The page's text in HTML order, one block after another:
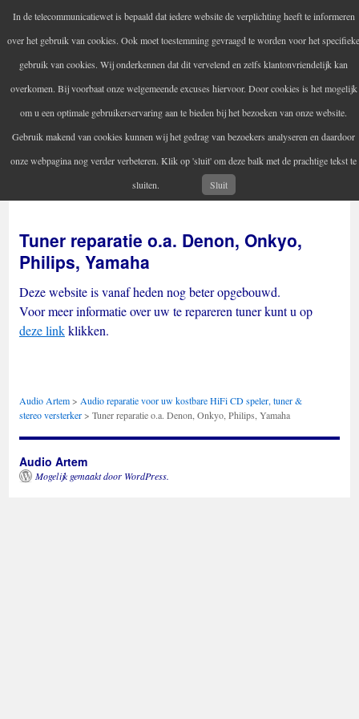
Audio Artem
Uw versterker-audio reparateur
Informatie
Tuner reparatie o.a. Denon, Onkyo,
Philips, Yamaha
Deze website is vanaf heden nog beter opgebouwd.
Voor meer informatie over uw te repareren tuner kunt u op
deze linkklikken.
Audio Artem> Audio reparatie voor uw kostbare HiFi CD speler, tuner &
stereo versterker> Tuner reparatie o.a. Denon, Onkyo, Philips, Yamaha
Audio Artem
Mogelijk gemaakt door WordPress.
In de telecommunicatiewet is bepaald dat iedere website de verplichting heeft te informeren
over het gebruik van cookies. Ook moet toestemming gevraagd te worden voor het specifieke
gebruik van cookies. Wij onderkennen dat dit vervelend en zelfs klantonvriendelijk kan
overkomen. Bij voorbaat onze welgemeende excuses hiervoor. Door cookies is het mogelijk
om u een optimale gebruikerservaring aan te bieden bij het bezoeken van onze website.
Gebruik makend van cookies kunnen wij het gedrag van bezoekers analyseren en daardoor
onze webpagina nog verder verbeteren. Klik op 'sluit' om deze balk met de prachtige tekst te
sluiten.
Sluit